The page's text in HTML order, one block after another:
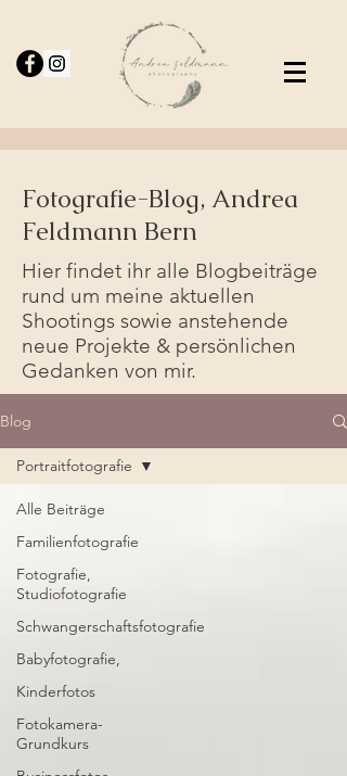
Fotografie-Blog, Andrea
Feldmann Bern
Hier findet ihr alle Blogbeiträge
rund um meine aktuellen
Shootings sowie anstehende
neue Projekte & persönlichen
Gedanken von mir.
Blog
Alle Beiträge
Familienfotografie
Fotografie,
Studiofotografie
Schwangerschaftsfotografie
Babyfotografie,
Kinderfotos
Fotokamera-
Grundkurs
Portraitfotografie